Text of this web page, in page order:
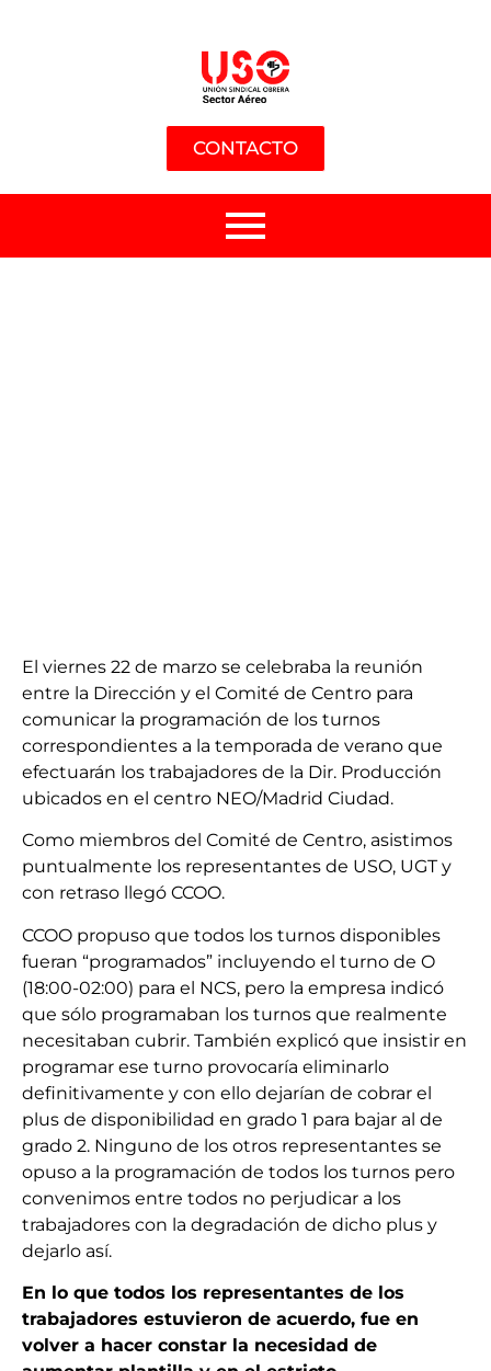
CONTACTO
El viernes 22 de marzo se celebraba la reunión
entre la Dirección y el Comité de Centro para
comunicar la programación de los turnos
correspondientes a la temporada de verano que
efectuarán los trabajadores de la Dir. Producción
ubicados en el centro NEO/Madrid Ciudad.
Como miembros del Comité de Centro, asistimos
puntualmente los representantes de USO, UGT y
con retraso llegó CCOO.
CCOO propuso que todos los turnos disponibles
fueran “programados” incluyendo el turno de O
(18:00-02:00) para el NCS, pero la empresa indicó
que sólo programaban los turnos que realmente
necesitaban cubrir. También explicó que insistir en
programar ese turno provocaría eliminarlo
definitivamente y con ello dejarían de cobrar el
plus de disponibilidad en grado 1 para bajar al de
grado 2. Ninguno de los otros representantes se
opuso a la programación de todos los turnos pero
convenimos entre todos no perjudicar a los
trabajadores con la degradación de dicho plus y
dejarlo así.
En lo que todos los representantes de los
trabajadores estuvieron de acuerdo, fue en
volver a hacer constar la necesidad de